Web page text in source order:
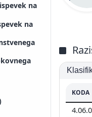
na
na
KODA